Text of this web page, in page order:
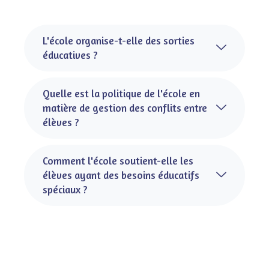
L'école organise-t-elle des sorties
éducatives ?
Quelle est la politique de l'école en
matière de gestion des conflits entre
élèves ?
Comment l'école soutient-elle les
élèves ayant des besoins éducatifs
spéciaux ?